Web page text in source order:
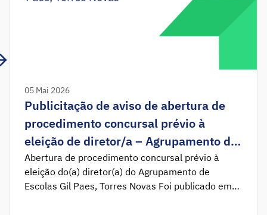
05 Mai 2026
Publicitação de aviso de abertura de
procedimento concursal prévio à
eleição de diretor/a – Agrupamento de
Escolas Gil Paes, Torres Novas
Abertura de procedimento concursal prévio à
eleição do(a) diretor(a) do Agrupamento de
Escolas Gil Paes, Torres Novas Foi publicado em